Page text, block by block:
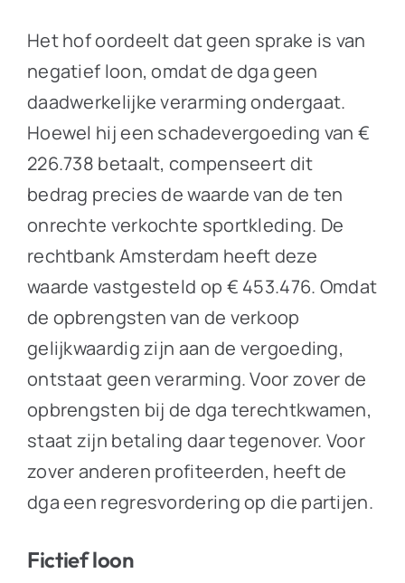
Het hof oordeelt dat geen sprake is van
negatief loon, omdat de dga geen
daadwerkelijke verarming ondergaat.
Hoewel hij een schadevergoeding van €
226.738 betaalt, compenseert dit
bedrag precies de waarde van de ten
onrechte verkochte sportkleding. De
rechtbank Amsterdam heeft deze
waarde vastgesteld op € 453.476. Omdat
de opbrengsten van de verkoop
gelijkwaardig zijn aan de vergoeding,
ontstaat geen verarming. Voor zover de
opbrengsten bij de dga terechtkwamen,
staat zijn betaling daar tegenover. Voor
zover anderen profiteerden, heeft de
dga een regresvordering op die partijen.
Fictief loon